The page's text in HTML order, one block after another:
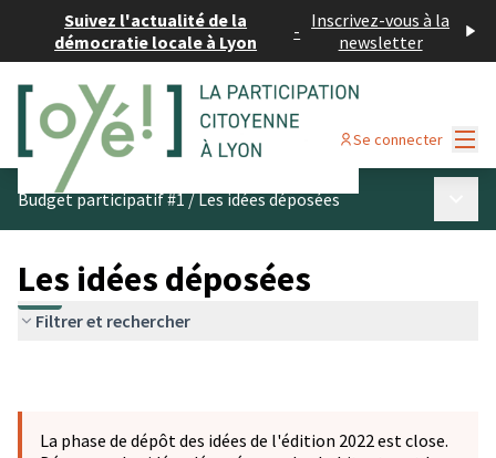
Suivez l'actualité de la
démocratie locale à Lyon
- Inscrivez-vous à la
newsletter
Se connecter
Budget participatif #1/Les idées déposées
Les idées déposées
Filtrer et rechercher
La phase de dépôt des idées de l'édition 2022 est close.